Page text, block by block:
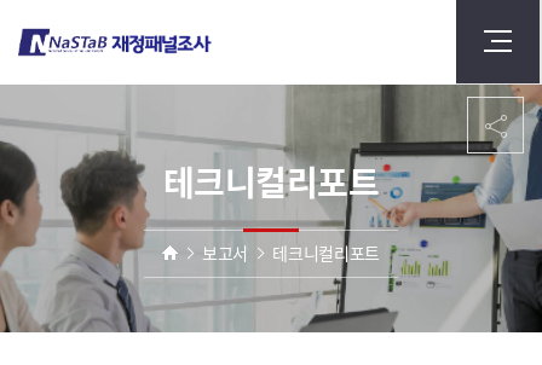
테크니컬리포트
보고서 테크니컬리포트